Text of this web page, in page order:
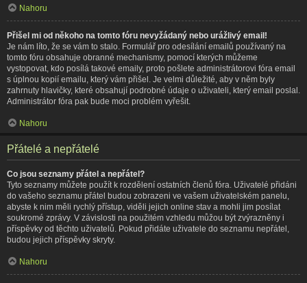
Nahoru
Přišel mi od někoho na tomto fóru nevyžádaný nebo urážlivý email!
Je nám líto, že se vám to stalo. Formulář pro odesílání emailů používaný na
tomto fóru obsahuje obranné mechanismy, pomocí kterých můžeme
vystopovat, kdo posílá takové emaily, proto pošlete administrátorovi fóra email
s úplnou kopií emailu, který vám přišel. Je velmi důležité, aby v něm byly
zahrnuty hlavičky, které obsahují podrobné údaje o uživateli, který email poslal.
Administrátor fóra pak bude moci problém vyřešit.
Nahoru
Přátelé a nepřátelé
Co jsou seznamy přátel a nepřátel?
Tyto seznamy můžete použít k rozdělení ostatních členů fóra. Uživatelé přidáni
do vašeho seznamu přátel budou zobrazeni ve vašem uživatelském panelu,
abyste k nim měli rychlý přístup, viděli jejich online stav a mohli jim posílat
soukromé zprávy. V závislosti na použitém vzhledu můžou být zvýrazněny i
příspěvky od těchto uživatelů. Pokud přidáte uživatele do seznamu nepřátel,
budou jejich příspěvky skryty.
Nahoru